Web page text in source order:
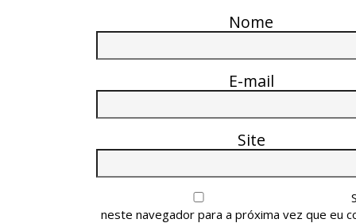
Nome
E-mail
Site
neste navegador para a próxima vez que eu